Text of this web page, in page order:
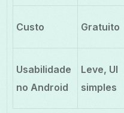
Custo Gratuito
Usabilidade
no Android
Leve, UI
simples